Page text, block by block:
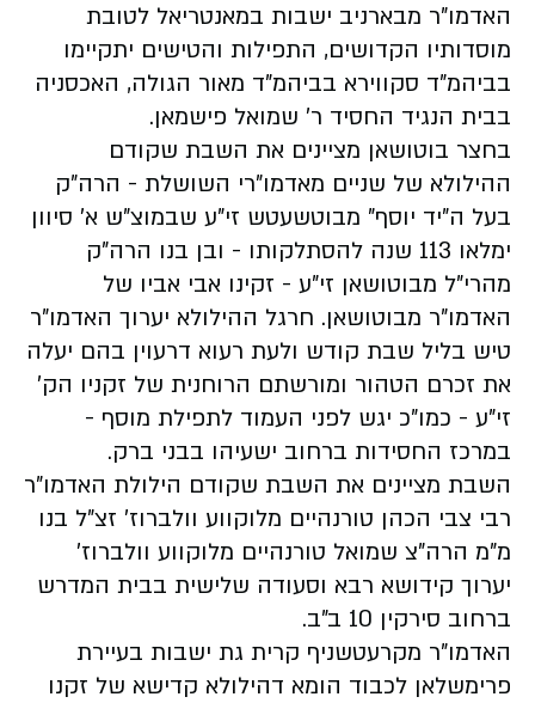
האדמו"ר מבארניב ישבות במאנטריאל לטובת
מוסדותיו הקדושים, התפילות והטישים יתקיימו
בביהמ"ד סקווירא בביהמ"ד מאור הגולה, האכסניה
בבית הנגיד החסיד ר' שמואל פישמאן.
בחצר בוטושאן מציינים את השבת שקודם
ההילולא של שניים מאדמו"רי השושלת - הרה"ק
בעל ה"יד יוסף" מבוטשעטש זי"ע שבמוצ"ש א' סיוון
ימלאו 113 שנה להסתלקותו - ובן בנו הרה"ק
מהרי"ל מבוטושאן זי"ע - זקינו אבי אביו של
האדמו"ר מבוטושאן. חרגל ההילולא יערוך האדמו"ר
טיש בליל שבת קודש ולעת רעוא דרעוין בהם יעלה
את זכרם הטהור ומורשתם הרוחנית של זקניו הק'
זי"ע - כמו"כ יגש לפני העמוד לתפילת מוסף -
במרכז החסידות ברחוב ישעיהו בבני ברק.
השבת מציינים את השבת שקודם הילולת האדמו"ר
רבי צבי הכהן טורנהיים מלוקווע וולברוז' זצ"ל בנו
מ"מ הרה"צ שמואל טורנהיים מלוקווע וולברוז'
יערוך קידושא רבא וסעודה שלישית בבית המדרש
ברחוב סירקין 10 ב"ב.
האדמו"ר מקרעטשניף קרית גת ישבות בעיירת
פרימשלאן לכבוד הומא דהילולא קדישא של זקנו